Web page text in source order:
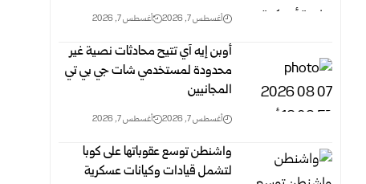
أغسطس 7, 2026 أغسطس 7, 2026
أوبن إيه آي تتيح محادثات نصية غير
محدودة لمستخدمي شات جي بي تي
المجانيين
أغسطس 7, 2026 أغسطس 7, 2026
واشنطن توسع عقوباتها على كوبا
لتشمل قيادات وكيانات عسكرية